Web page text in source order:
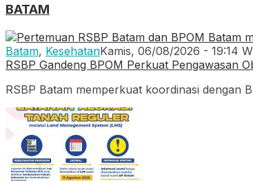
BATAM
Batam, KesehatanKamis, 06/08/2026 - 19:14
RSBP Gandeng BPOM Perkuat Pengawasan
RSBP Batam memperkuat koordinasi dengan